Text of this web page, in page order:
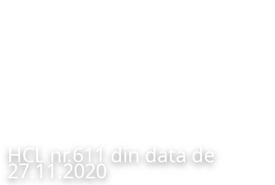
HCL nr.611 din data de
27.11.2020